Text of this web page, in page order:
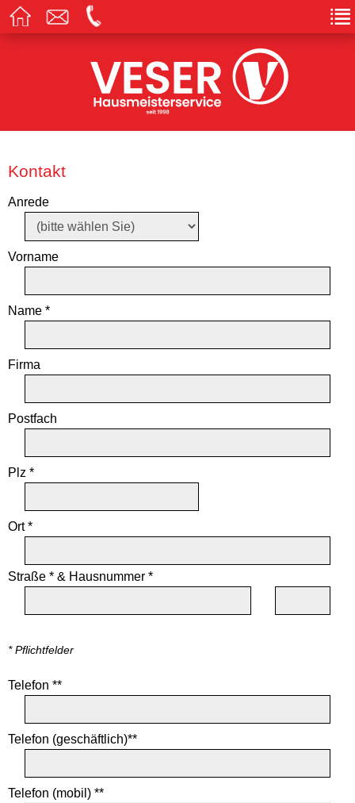
Kontakt
Anrede
Vorname
Name *
Firma
Postfach
Plz *
Ort *
Straße * & Hausnummer *
* Pflichtfelder
Telefon **
Telefon (geschäftlich)**
Telefon (mobil) **